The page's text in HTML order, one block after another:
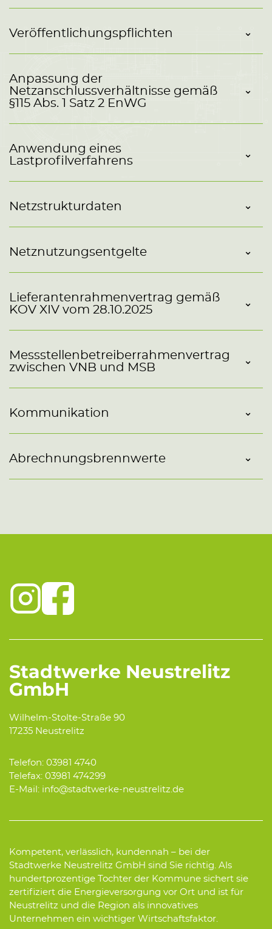
Veröffentlichungspflichten
Anpassung der
Netzanschlussverhältnisse gemäß
§115 Abs. 1 Satz 2 EnWG
Anwendung eines
Lastprofilverfahrens
Netzstrukturdaten
Netznutzungsentgelte
Lieferantenrahmenvertrag gemäß
KOV XIV vom 28.10.2025
Messstellenbetreiberrahmenvertrag
zwischen VNB und MSB
Kommunikation
Abrechnungsbrennwerte
Stadtwerke Neustrelitz
GmbH
Wilhelm-Stolte-Straße 90
17235 Neustrelitz
Telefon: 03981 4740
Telefax: 03981 474299
E-Mail: info@stadtwerke-neustrelitz.de
Kompetent, verlässlich, kundennah – bei der
Stadtwerke Neustrelitz GmbH sind Sie richtig. Als
hundertprozentige Tochter der Kommune sichert sie
zertifiziert die Energieversorgung vor Ort und ist für
Neustrelitz und die Region als innovatives
Unternehmen ein wichtiger Wirtschaftsfaktor.